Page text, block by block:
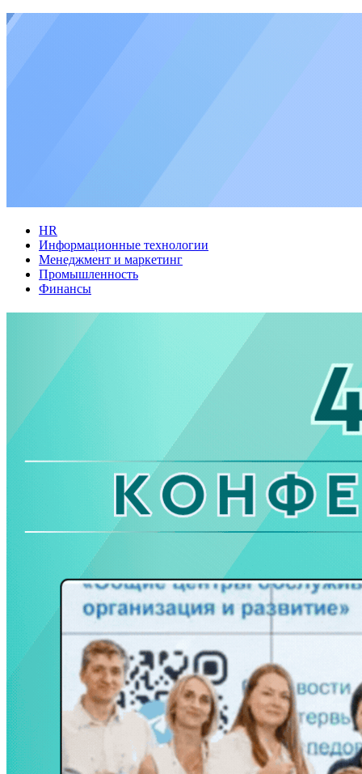
HR
Информационные технологии
Менеджмент и маркетинг
Промышленность
Финансы